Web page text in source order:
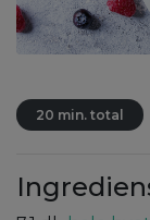
20 min. total